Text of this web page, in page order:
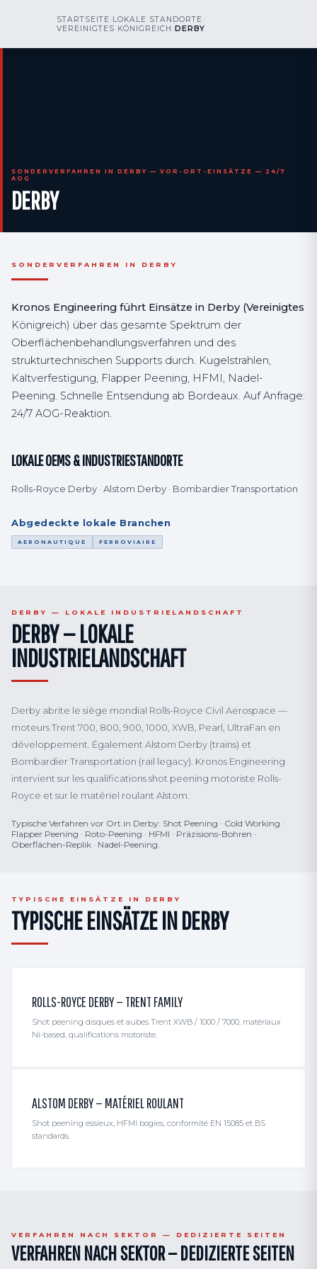
nos
engineering
RUFEN SIE UNS AN AOG 24/7
SONDERVERFAHREN IN DERBY — VOR-ORT-EINSÄTZE — 24/7
AOG
DERBY
STARTSEITE LOKALE STANDORTE
VEREINIGTES KÖNIGREICH DERBY
SONDERVERFAHREN IN DERBY
Kronos Engineering führt Einsätze in Derby (Vereinigtes
Königreich) über das gesamte Spektrum der
Oberflächenbehandlungsverfahren und des
strukturtechnischen Supports durch. Kugelstrahlen,
Kaltverfestigung, Flapper Peening, HFMI, Nadel-
Peening. Schnelle Entsendung ab Bordeaux. Auf Anfrage:
24/7 AOG-Reaktion.
LOKALE OEMS & INDUSTRIESTANDORTE
Rolls-Royce Derby · Alstom Derby · Bombardier Transportation
Abgedeckte lokale Branchen
AERONAUTIQUE FERROVIAIRE
DERBY — LOKALE INDUSTRIELANDSCHAFT
DERBY — LOKALE
INDUSTRIELANDSCHAFT
Derby abrite le siège mondial Rolls-Royce Civil Aerospace —
moteurs Trent 700, 800, 900, 1000, XWB, Pearl, UltraFan en
développement. Également Alstom Derby (trains) et
Bombardier Transportation (rail legacy). Kronos Engineering
intervient sur les qualifications shot peening motoriste Rolls-
Royce et sur le matériel roulant Alstom.
Typische Verfahren vor Ort in Derby: Shot Peening · Cold Working ·
Flapper Peening · Roto-Peening · HFMI · Präzisions-Bohren ·
Oberflächen-Replik · Nadel-Peening.
TYPISCHE EINSÄTZE IN DERBY
TYPISCHE EINSÄTZE IN DERBY
ROLLS-ROYCE DERBY — TRENT FAMILY
Shot peening disques et aubes Trent XWB / 1000 / 7000, matériaux
Ni-based, qualifications motoriste.
ALSTOM DERBY — MATÉRIEL ROULANT
Shot peening essieux, HFMI bogies, conformité EN 15085 et BS
standards.
VERFAHREN NACH SEKTOR — DEDIZIERTE SEITEN
VERFAHREN NACH SEKTOR — DEDIZIERTE SEITEN